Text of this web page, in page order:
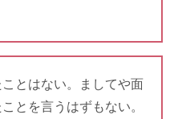
とはない。ましてや面
とを言うはずもない。